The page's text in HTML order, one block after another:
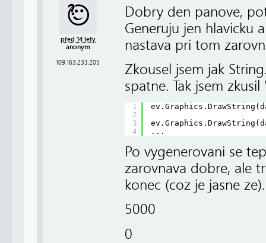
před 14 lety
anonym
109.163.233.205
Dobry den panove,
Generuju jen hlavicku
nastava pri tom
Zkousel jsem jak
spatne. Tak jsem
1
2
3
4
...
Po vygenerovani se
zarovnava dobre, ale
konec (coz je jasne
5000
0